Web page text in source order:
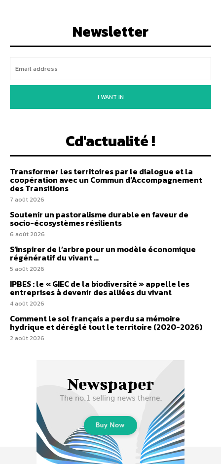
Newsletter
I WANT IN
Cd'actualité !
Transformer les territoires par le dialogue et la
coopération avec un Commun d’Accompagnement
des Transitions
7 août 2026
Soutenir un pastoralisme durable en faveur de
socio-écosystèmes résilients
6 août 2026
S’inspirer de l’arbre pour un modèle économique
régénératif du vivant …
5 août 2026
IPBES : le « GIEC de la biodiversité » appelle les
entreprises à devenir des alliées du vivant
4 août 2026
Comment le sol français a perdu sa mémoire
hydrique et déréglé tout le territoire (2020-2026)
2 août 2026